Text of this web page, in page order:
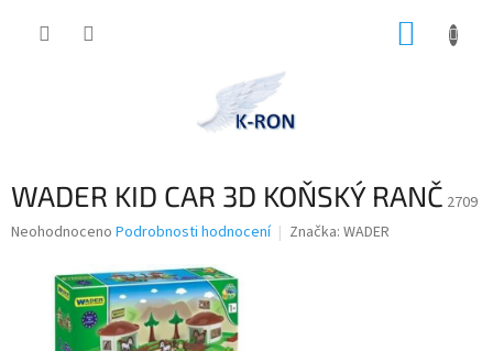
WADER KID CAR 3D KOŇSKÝ RANČ 2709
Průměrné
produktu
Neohodnoceno Podrobnosti hodnocení Značka: WADER